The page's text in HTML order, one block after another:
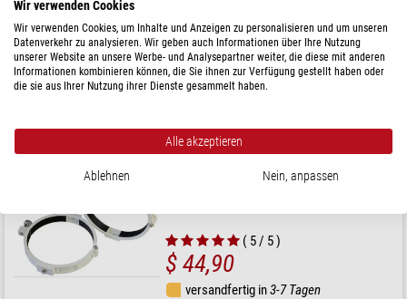
$ 42,90
Skywatcher
( 5 / 5 )
$ 44,90
versandfertig in3-7 Tagen
Wir verwenden Cookies
Wir verwenden Cookies, um Inhalte und Anzeigen zu personalisieren und um unseren
Datenverkehr zu analysieren. Wir geben auch Informationen über Ihre Nutzung
unserer Website an unsere Werbe- und Analysepartner weiter, die diese mit anderen
Informationen kombinieren können, die Sie ihnen zur Verfügung gestellt haben oder
die sie aus Ihrer Nutzung ihrer Dienste gesammelt haben.
Alle akzeptieren
Ablehnen Nein, anpassen